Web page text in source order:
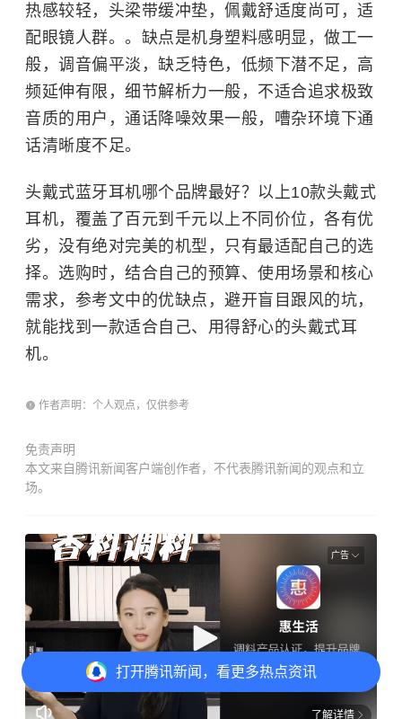
热感较轻，头梁带缓冲垫，佩戴舒适度尚可，适
配眼镜人群。。缺点是机身塑料感明显，做工一
般，调音偏平淡，缺乏特色，低频下潜不足，高
频延伸有限，细节解析力一般，不适合追求极致
音质的用户，通话降噪效果一般，嘈杂环境下通
话清晰度不足。
头戴式蓝牙耳机哪个品牌最好？以上10款头戴式
耳机，覆盖了百元到千元以上不同价位，各有优
劣，没有绝对完美的机型，只有最适配自己的选
择。选购时，结合自己的预算、使用场景和核心
需求，参考文中的优缺点，避开盲目跟风的坑，
就能找到一款适合自己、用得舒心的头戴式耳
机。
作者声明：个人观点，仅供参考
免责声明
本文来自腾讯新闻客户端创作者，不代表腾讯新闻的观点和立
场。
打开腾讯新闻，看更多热点资讯
广告
了解详情